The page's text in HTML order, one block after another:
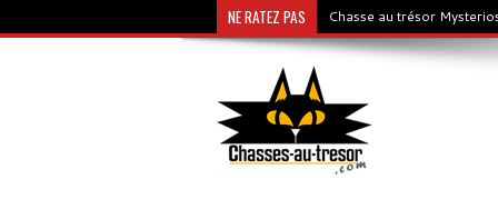
NE RATEZ PAS Chasse au trésor